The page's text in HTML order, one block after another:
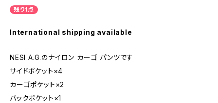
残り1点
International shipping available
NESI A.G.のナイロン カーゴ パンツです
サイドポケット×4
カーゴポケット×2
バックポケット×1